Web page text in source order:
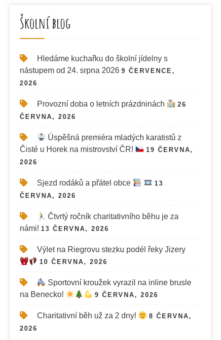
Školní blog
Hledáme kuchařku do školní jídelny s
nástupem od 24. srpna 2026 9 ČERVENCE,
2026
Provozní doba o letních prázdninách
26
ČERVNA, 2026
Úspěšná premiéra mladých karatistů z
Čisté u Horek na mistrovství ČR!
19 ČERVNA,
2026
Sjezd rodáků a přátel obce
13
ČERVNA, 2026
Čtvrtý ročník charitativního běhu je za
námi! 13 ČERVNA, 2026
Výlet na Riegrovu stezku podél řeky Jizery
10 ČERVNA, 2026
Sportovní kroužek vyrazil na inline brusle
na Benecko!
9 ČERVNA, 2026
Charitativní běh už za 2 dny!
8 ČERVNA,
2026